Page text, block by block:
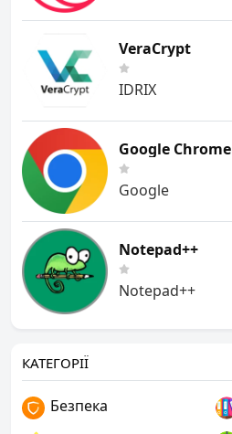
VeraCrypt
IDRIX
Google Chrome
Google
Notepad++
Notepad++
КАТЕГОРІЇ
Безпека